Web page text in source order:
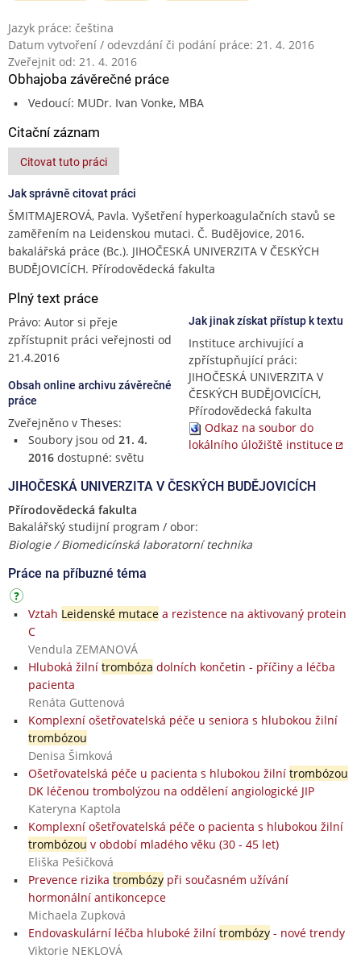
Jazyk práce: čeština
Datum vytvoření / odevzdání či podání práce: 21. 4. 2016
Zveřejnit od: 21. 4. 2016
Obhajoba závěrečné práce
Vedoucí: MUDr. Ivan Vonke, MBA
Citační záznam
Citovat tuto práci
Jak správně citovat práci
ŠMITMAJEROVÁ, Pavla. Vyšetření hyperkoagulačních stavů se
zaměřením na Leidenskou mutaci. Č. Budějovice, 2016.
bakalářská práce (Bc.). JIHOČESKÁ UNIVERZITA V ČESKÝCH
BUDĚJOVICÍCH. Přírodovědecká fakulta
Plný text práce
Právo: Autor si přeje
zpřístupnit práci veřejnosti od
21.4.2016
Obsah online archivu závěrečné
práce
Zveřejněno v Theses:
Soubory jsou od 21. 4.
2016dostupné: světu
Jak jinak získat přístup k textu
Instituce archivující a
zpřístupňující práci:
JIHOČESKÁ UNIVERZITA V
ČESKÝCH BUDĚJOVICÍCH,
Přírodovědecká fakulta
Odkaz na soubor do
lokálního úložiště instituce
JIHOČESKÁ UNIVERZITA V ČESKÝCH BUDĚJOVICÍCH
Přírodovědecká fakulta
Bakalářský studijní program / obor:
Biologie / Biomedicínská laboratorní technika
Práce na příbuzné téma
Vztah Leidenské mutacea rezistence na aktivovaný protein
C
Vendula ZEMANOVÁ
Hluboká žilní trombóza dolních končetin - příčiny a léčba
pacienta
Renáta Guttenová
Komplexní ošetřovatelská péče u seniora s hlubokou žilní
trombózou
Denisa Šimková
Ošetřovatelská péče u pacienta s hlubokou žilní trombózou
DK léčenou trombolýzou na oddělení angiologické JIP
Kateryna Kaptola
Komplexní ošetřovatelská péče o pacienta s hlubokou žilní
trombózou v období mladého věku (30 - 45 let)
Eliška Pešičková
Prevence rizika trombózypři současném užívání
hormonální antikoncepce
Michaela Zupková
Endovaskulární léčba hluboké žilní trombózy- nové trendy
Viktorie NEKLOVÁ